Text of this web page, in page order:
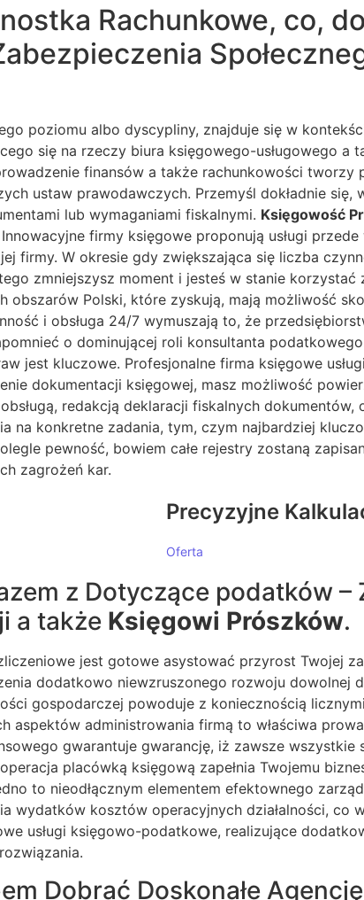
Rachunkowe, co,
poziomu albo dyscypliny, znajduje się w
się na rzeczy biura księgowego-usługowego a
finansów a także rachunkowości
ustaw prawodawczych. Przemyśl dokładnie się,
lub wymaganiami fiskalnymi. Księgowość
firmy księgowe proponują usługi
firmy. W okresie gdy zwiększająca się liczba
zmniejszysz moment i jesteś w stanie
Polski, które zyskują, mają możliwość
i obsługa 24/7 wymuszają to, że
o dominującej roli konsultanta
jest kluczowe. Profesjonalne firma księgowe
dokumentacji księgowej, masz możliwość
redakcją deklaracji fiskalnych dokumentów,
na konkretne zadania, tym, czym najbardziej
pewność, bowiem całe rejestry zostaną
zagrożeń kar.
Precyzyjne
Oferta
z Dotyczące podatków
a także Księgowi Prószków.
jest gotowe asystować przyrost Twojej
dodatkowo niewzruszonego rozwoju dowolnej
gospodarczej powoduje z koniecznością
aspektów administrowania firmą to właściwa
gwarantuje gwarancję, iż zawsze
placówką księgową zapełnia Twojemu
to nieodłącznym elementem efektownego
wydatków kosztów operacyjnych działalności, co
usługi księgowo-podatkowe, realizujące
Dobrać Doskonałe